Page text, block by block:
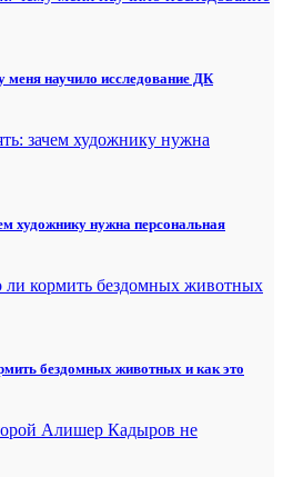
меня научило исследование ДК
художнику нужна персональная
бездомных животных и как это